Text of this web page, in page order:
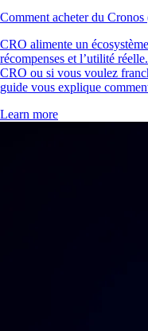
Comment acheter du
CRO alimente un
récompenses et l’utilité
CRO ou si vous voulez
guide vous explique
Learn more